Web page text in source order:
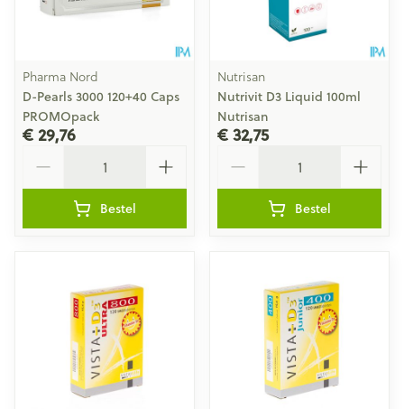
Pharma Nord
D-Pearls 3000 120+40 Caps
PROMOpack
€ 29,76
Bestel
Nutrisan
Nutrivit D3 Liquid 100ml
Nutrisan
€ 32,75
Bestel